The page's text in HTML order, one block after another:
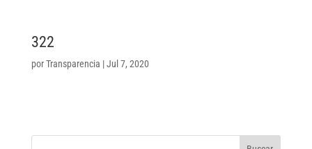
322
porTransparencia |Jul 7, 2020